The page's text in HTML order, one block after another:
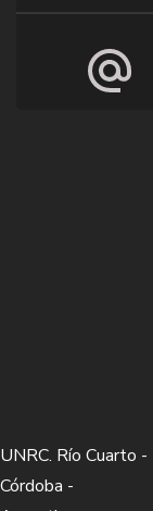
UNRC. Río Cuarto -
Córdoba -